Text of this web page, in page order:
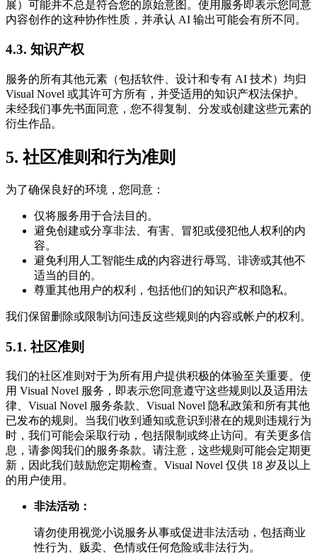
展）可能并不总是符合您的原始意图。使用服务即表示您同意
内容创作的这种协作性质，并承认 AI 输出可能会有所不同。
4.3. 知识产权
服务的所有其他元素（包括软件、设计和专有 AI 技术）均归
Visual Novel 或其许可方所有，并受适用的知识产权法保护。
未经我们事先书面同意，您不得复制、分发或创建这些元素的
衍生作品。
5. 社区准则和行为准则
为了确保良好的环境，您同意：
仅将服务用于合法目的。
避免创建或分享非法、有害、冒犯或侵犯他人权利的内
容。
避免利用人工智能生成的内容进行辱骂、诽谤或其他不
适当的目的。
尊重其他用户的权利，包括他们的知识产权和隐私。
我们保留删除或限制访问违反这些规则的内容或帐户的权利。
5.1. 社区准则
我们的社区准则对于为所有用户提供积极的体验至关重要。使
用 Visual Novel 服务，即表示您同意遵守这些规则以及适用法
律、Visual Novel 服务条款、Visual Novel 隐私政策和所有其他
已发布的规则。当我们收到通知或意识到潜在的规则违规行为
时，我们可能会采取行动，包括限制或终止访问。有关更多信
息，请参阅我们的服务条款。请注意，这些规则可能会定期更
新，因此我们鼓励您定期检查。Visual Novel 仅供 18 岁及以上
的用户使用。
非法活动：
请勿使用视觉小说服务从事或促进非法活动，包括商业
性行为、贩卖、色情或任何危险或非法行为。